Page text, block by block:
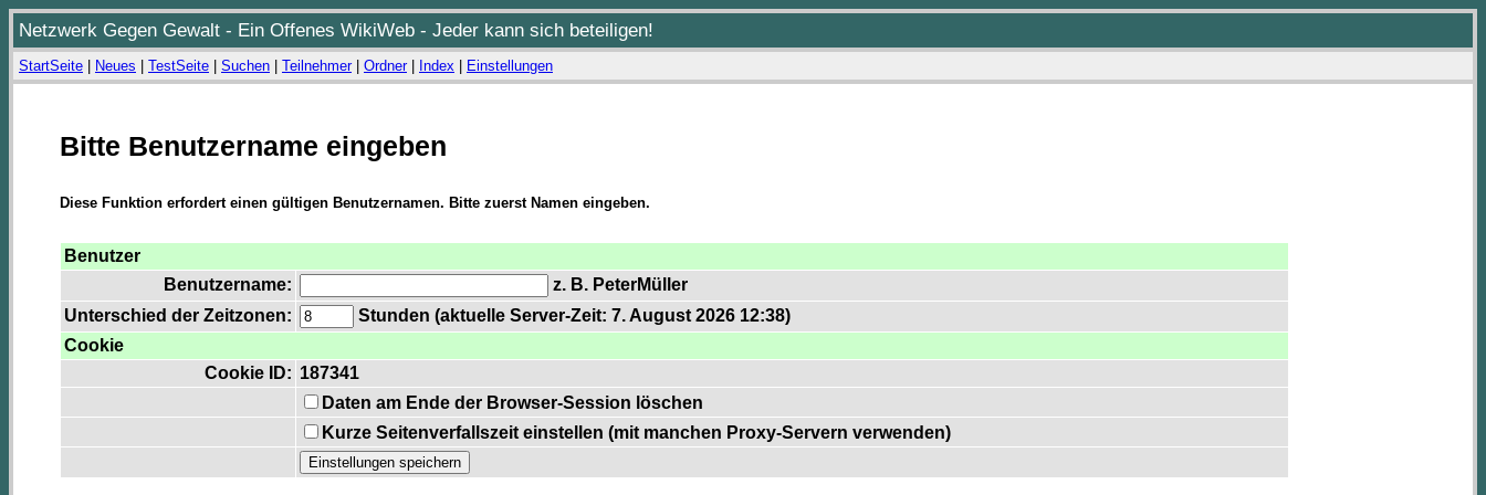
Netzwerk Gegen Gewalt - Ein Offenes WikiWeb - Jeder kann sich beteiligen!
StartSeite Neues TestSeite Suchen Teilnehmer| Ordner| Index Einstellungen
Bitte Benutzername eingeben
Diese Funktion erfordert einen gültigen Benutzernamen. Bitte zuerst Namen eingeben.
Benutzer
Benutzername:
z. B. PeterMüller
Unterschied der Zeitzonen:
Stunden (aktuelle Server-Zeit: 7. August 2026 12:38)
Cookie
Cookie ID: 187341
Daten am Ende der Browser-Session löschen
Kurze Seitenverfallszeit einstellen (mit manchen Proxy-Servern verwenden)